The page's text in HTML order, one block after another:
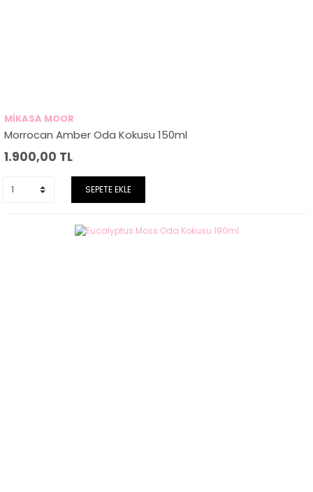
MİKASA MOOR
Morrocan Amber Oda Kokusu 150ml
1.900,00 TL
SEPETE EKLE